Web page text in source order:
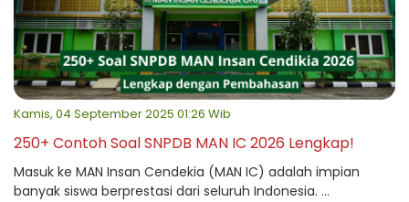
Kamis, 04 September 2025 01:26 Wib
250+ Contoh Soal SNPDB MAN IC 2026 Lengkap!
Masuk ke MAN Insan Cendekia (MAN IC) adalah impian
banyak siswa berprestasi dari seluruh Indonesia. ...